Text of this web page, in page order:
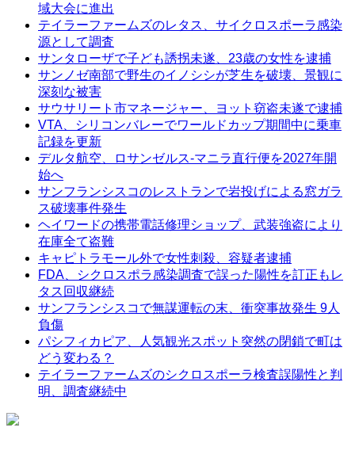
域大会に進出
テイラーファームズのレタス、サイクロスポーラ感染
源として調査
サンタローザで子ども誘拐未遂、23歳の女性を逮捕
サンノゼ南部で野生のイノシシが芝生を破壊、景観に
深刻な被害
サウサリート市マネージャー、ヨット窃盗未遂で逮捕
VTA、シリコンバレーでワールドカップ期間中に乗車
記録を更新
デルタ航空、ロサンゼルス-マニラ直行便を2027年開
始へ
サンフランシスコのレストランで岩投げによる窓ガラ
ス破壊事件発生
ヘイワードの携帯電話修理ショップ、武装強盗により
在庫全て盗難
キャピトラモール外で女性刺殺、容疑者逮捕
FDA、シクロスポラ感染調査で誤った陽性を訂正もレ
タス回収継続
サンフランシスコで無謀運転の末、衝突事故発生 9人
負傷
パシフィカピア、人気観光スポット突然の閉鎖で町は
どう変わる？
テイラーファームズのシクロスポーラ検査誤陽性と判
明、調査継続中